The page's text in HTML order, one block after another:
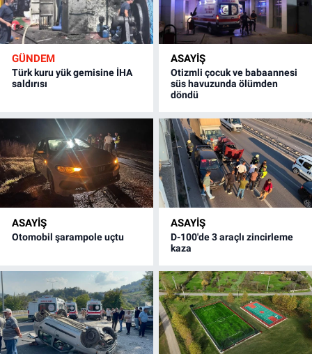
GÜNDEM
Türk kuru yük gemisine İHA
saldırısı
ASAYİŞ
Otizmli çocuk ve babaannesi
süs havuzunda ölümden
döndü
ASAYİŞ
Otomobil şarampole uçtu
ASAYİŞ
D-100'de 3 araçlı zincirleme
kaza